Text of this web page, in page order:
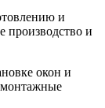
окон и
монтажные